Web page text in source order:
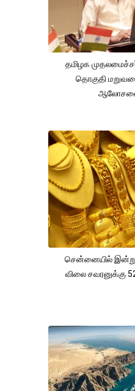
தமிழக
தொகுதி
சென்னையில்
விலை சவரனுக்கு